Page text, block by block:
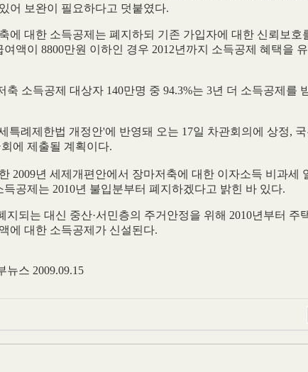
어 보완이 필요하다고 덧붙였다.
에 대한 소득공제는 폐지하되 기존 가입자에 대한 신뢰보호
액이 8800만원 이하인 경우 2012년까지 소득공제 혜택을
소득공제 대상자 140만명 중 94.3%는 3년 더 소득공제를
특례제한법 개정안'에 반영돼 오는 17일 차관회의에 상정,
에 제출될 계획이다.
2009년 세제개편안에서 장마저축에 대한 이자소득 비과세
득공제는 2010년 불입분부터 폐지하겠다고 밝힌 바 있다.
지되는 대신 중산·서민층의 주거안정을 위해 2010년부터 주
에 대한 소득공제가 신설된다.
뉴스 2009.09.15